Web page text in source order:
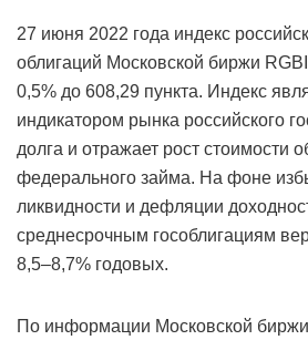
27 июня 2022 года индекс
облигаций Московской биржи
0,5% до 608,29 пункта. Индекс
индикатором рынка российского
долга и отражает рост стоимости
федерального займа. На фоне
ликвидности и дефляции
среднесрочным гособлигациям
8,5–8,7% годовых.
По информации Московской